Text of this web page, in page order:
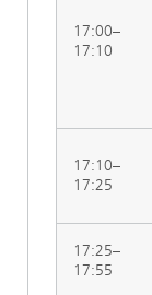
17:00–
17:10
17:10–
17:25
17:25–
17:55